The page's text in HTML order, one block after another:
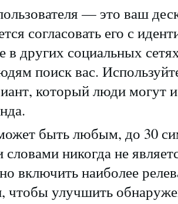
— это ваш
согласовать его с
в других социальных
поиск вас.
который люди могут
быть любым, до 30
никогда не
включить наиболее
чтобы улучшить